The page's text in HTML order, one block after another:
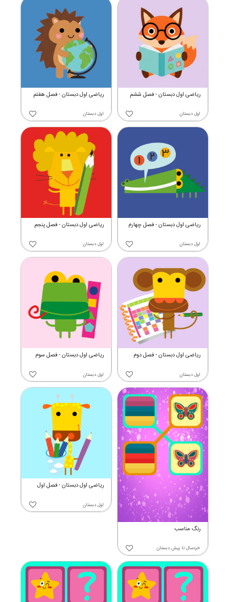
ریاضی اول دبستان - فصل هفتم
اول دبستان
ریاضی اول دبستان - فصل ششم
اول دبستان
ریاضی اول دبستان - فصل پنجم
اول دبستان
ریاضی اول دبستان - فصل چهارم
اول دبستان
ریاضی اول دبستان - فصل سوم
اول دبستان
ریاضی اول دبستان - فصل دوم
اول دبستان
ریاضی اول دبستان - فصل اول
اول دبستان
رنگ مناسب
خردسالتا پیش دبستان